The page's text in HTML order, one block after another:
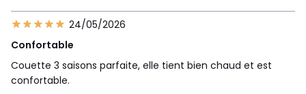
24/05/2026
Confortable
Couette 3 saisons parfaite, elle tient bien chaud et est
confortable.